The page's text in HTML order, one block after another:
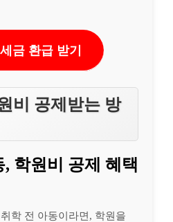
금 환급 받기
비 공제받는 방
, 학원비 공제 혜택
학 전 아동이라면, 학원을